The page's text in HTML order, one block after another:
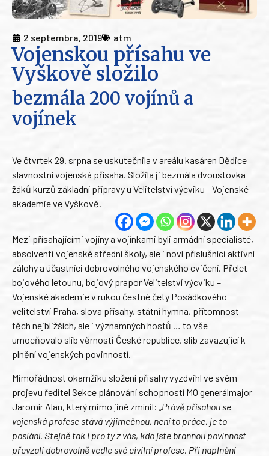
2 septembra, 2019 atm
Vojenskou přísahu ve
Vyškově složilo
bezmála 200 vojínů a
vojínek
Ve čtvrtek 29. srpna se uskutečnila v areálu kasáren Dědice
slavnostní vojenská přísaha. Složila ji bezmála dvoustovka
žáků kurzů základní přípravy u Velitelství výcviku - Vojenské
akademie ve Vyškově.
Mezi přísahajícími vojíny a vojínkami byli armádní specialisté,
absolventi vojenské střední školy, ale i noví příslušníci aktivní
zálohy a účastníci dobrovolného vojenského cvičení. Přelet
bojového letounu, bojový prapor Velitelství výcviku –
Vojenské akademie v rukou čestné čety Posádkového
velitelství Praha, slova přísahy, státní hymna, přítomnost
těch nejbližších, ale i významných hostů … to vše
umocňovalo slib věrnosti České republice, slib zavazující k
plnění vojenských povinností.
Mimořádnost okamžiku složení přísahy vyzdvihl ve svém
projevu ředitel Sekce plánování schopností MO generálmajor
Jaromír Alan, který mimo jiné zmínil: „Právě přísahou se
vojenská profese stává výjimečnou, není to práce, je to
poslání. Stejně tak i pro ty z vás, kdo jste brannou povinnost
převzali dobrovolně vedle své civilní profese. Při naplnění